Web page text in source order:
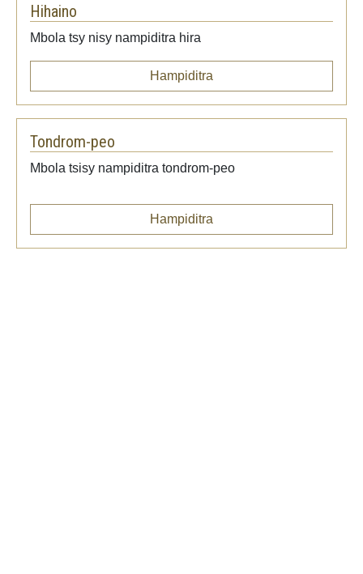
Hihaino
Mbola tsy nisy nampiditra hira
Hampiditra
Tondrom-peo
Mbola tsisy nampiditra tondrom-peo
Hampiditra